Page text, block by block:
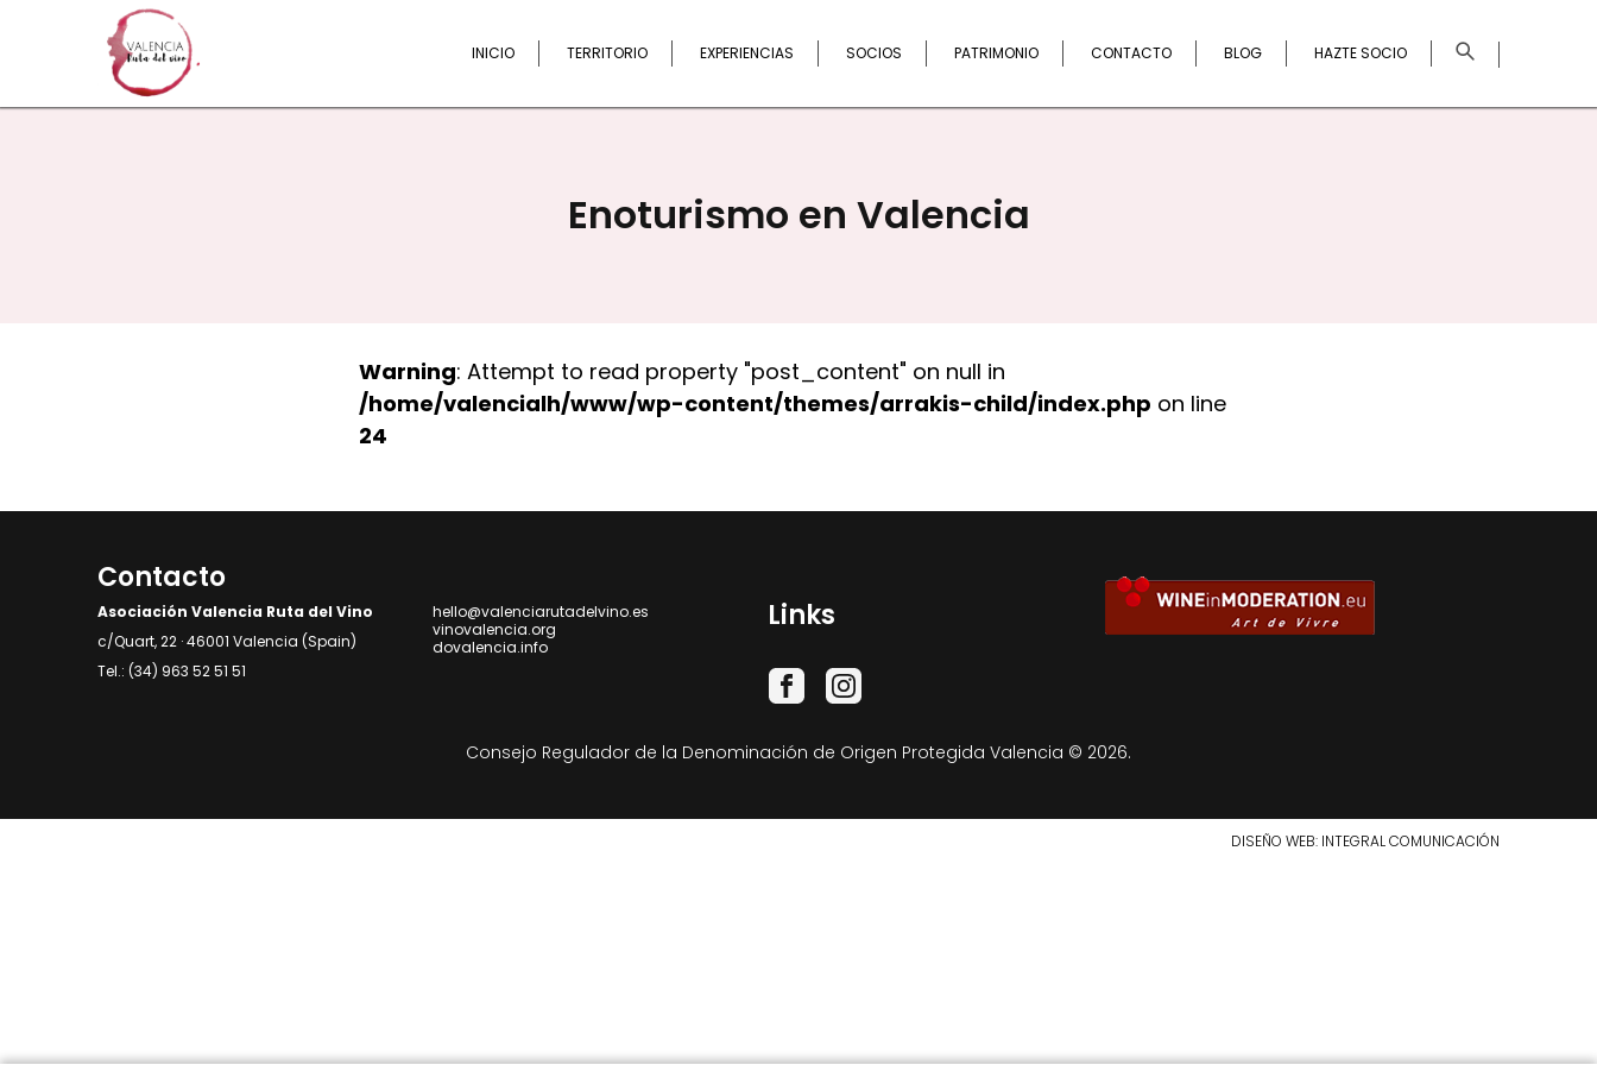
INICIO TERRITORIO EXPERIENCIAS SOCIOS PATRIMONIO CONTACTO BLOG HAZTE SOCIO ×
Enoturismo en Valencia
Warning: Attempt to read property "post_content" on null in
/home/valencialh/www/wp-content/themes/arrakis-child/index.php on line
24
Contacto
Asociación Valencia Ruta del Vino
c/Quart, 22 · 46001 Valencia (Spain)
Tel.: (34) 963 52 51 51
hello@valenciarutadelvino.es
vinovalencia.org
dovalencia.info
Links
Consejo Regulador de la Denominación de Origen Protegida Valencia © 2026.
DISEÑO WEB: INTEGRAL COMUNICACIÓN